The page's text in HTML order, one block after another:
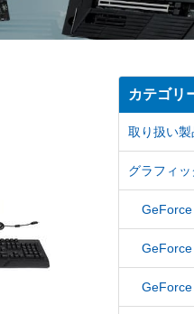
カテゴリ
取り扱い製
グラフィッ